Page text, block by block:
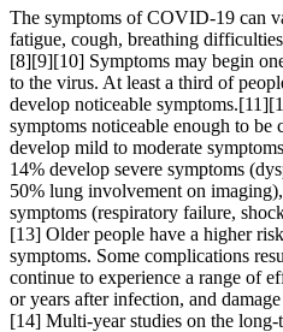
The symptoms of COVID‑19 can
fatigue, cough, breathing
[8][9][10] Symptoms may begin
to the virus. At least a third of
develop noticeable
symptoms noticeable enough to be
develop mild to moderate
14% develop severe symptoms
50% lung involvement on
symptoms (respiratory failure,
[13] Older people have a higher
symptoms. Some complications
continue to experience a range of
or years after infection, and
[14] Multi-year studies on the